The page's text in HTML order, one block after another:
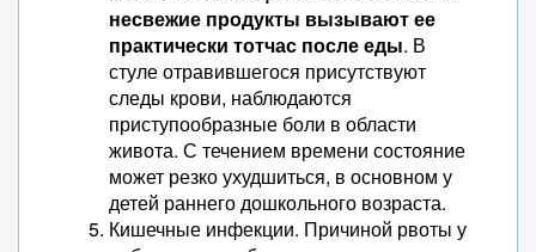
несвежие продукты вызывают ее
практически тотчас после еды. В
стуле отравившегося присутствуют
следы крови, наблюдаются
приступообразные боли в области
живота. С течением времени состояние
может резко ухудшиться, в основном у
детей раннего дошкольного возраста.
Кишечные инфекции. Причиной рвоты у